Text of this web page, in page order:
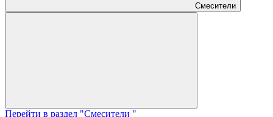
Смесители
Перейти в раздел "Смесители "